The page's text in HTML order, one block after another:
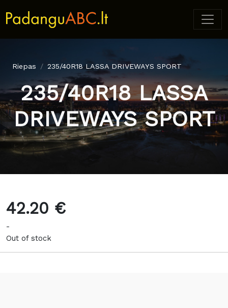
Riepas 235/40R18 LASSA DRIVEWAYS SPORT
235/40R18 LASSA
DRIVEWAYS SPORT
42.20 €
-
Out of stock